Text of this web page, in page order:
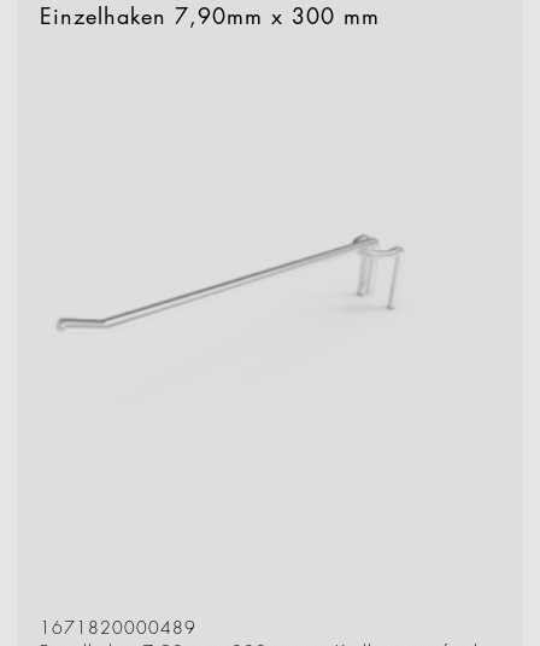
Einzelhaken 7,90mm x 300 mm
1671820000489